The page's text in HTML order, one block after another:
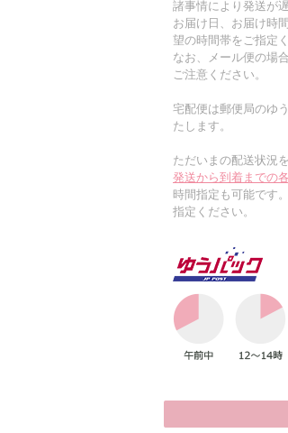
諸事情により発送が
お届け日、お届け時
望の時間帯をご指定く
なお、メール便の場
ご注意ください。
宅配便は郵便局のゆ
たします。
ただいまの配送状況
発送から到着までの
時間指定も可能です
指定ください。